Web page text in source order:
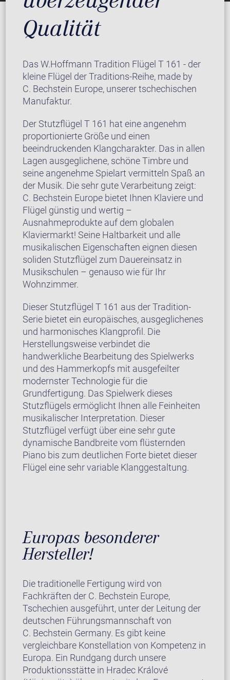
Qualität
Das W.Hoffmann Tradition Flügel T 161 - der
kleine Flügel der Traditions-Reihe, made by
C. Bechstein Europe, unserer tschechischen
Manufaktur.
Der Stutzflügel T 161 hat eine angenehm
proportionierte Größe und einen
beeindruckenden Klangcharakter. Das in allen
Lagen ausgeglichene, schöne Timbre und
seine angenehme Spielart vermitteln Spaß an
der Musik. Die sehr gute Verarbeitung zeigt:
C. Bechstein Europe bietet Ihnen Klaviere und
Flügel günstig und wertig –
Ausnahmeprodukte auf dem globalen
Klaviermarkt! Seine Haltbarkeit und alle
musikalischen Eigenschaften eignen diesen
soliden Stutzflügel zum Dauereinsatz in
Musikschulen – genauso wie für Ihr
Wohnzimmer.
Dieser Stutzflügel T 161 aus der Tradition-
Serie bietet ein europäisches, ausgeglichenes
und harmonisches Klangprofil. Die
Herstellungsweise verbindet die
handwerkliche Bearbeitung des Spielwerks
und des Hammerkopfs mit ausgefeilter
modernster Technologie für die
Grundfertigung. Das Spielwerk dieses
Stutzflügels ermöglicht Ihnen alle Feinheiten
musikalischer Interpretation. Dieser
Stutzflügel verfügt über eine sehr gute
dynamische Bandbreite vom flüsternden
Piano bis zum deutlichen Forte bietet dieser
Flügel eine sehr variable Klanggestaltung.
Europas besonderer
Hersteller!
Die traditionelle Fertigung wird von
Fachkräften der C. Bechstein Europe,
Tschechien ausgeführt, unter der Leitung der
deutschen Führungsmannschaft von
C. Bechstein Germany. Es gibt keine
vergleichbare Konstellation von Kompetenz in
Europa. Ein Rundgang durch unsere
Produktionsstätte in Hradec Králové